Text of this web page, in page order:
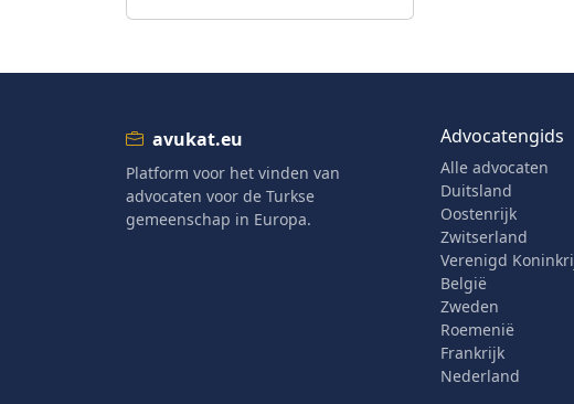
avukat.eu
Platform voor het vinden van
advocaten voor de Turkse
gemeenschap in Europa.
Advocatengids
Alle advocaten
Duitsland
Oostenrijk
Zwitserland
Verenigd
België
Zweden
Roemenië
Frankrijk
Nederland